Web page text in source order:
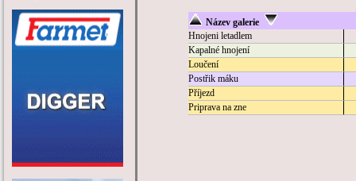
Název galerie
Hnojeni letadlem
Kapalné hnojení
Loučení
Postřik máku
Příjezd
Priprava na zne